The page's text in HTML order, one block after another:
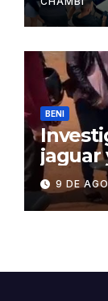
BENI
jaguar
en9 DE